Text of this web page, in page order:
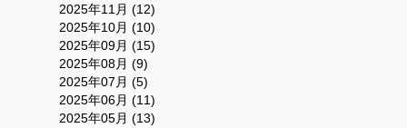
2025年11月 (12)
2025年10月 (10)
2025年09月 (15)
2025年08月 (9)
2025年07月 (5)
2025年06月 (11)
2025年05月 (13)